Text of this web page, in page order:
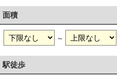
面積
～
駅徒歩